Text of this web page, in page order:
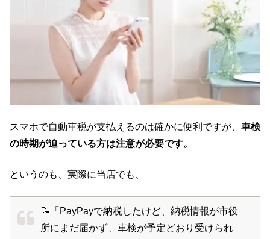
スマホで自動車税が支払えるのは確かに便利ですが、 車検
の時期が迫っている方は注意が必要です。
というのも、実際に当店でも、
📝「PayPayで納税したけど、納税情報が市役
所にまだ届かず、車検が予定どおり受けられ